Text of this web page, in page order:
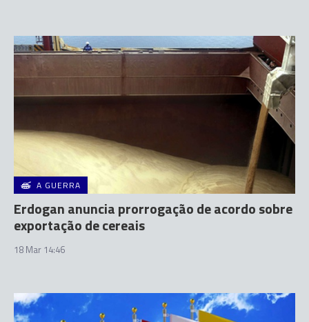
A GUERRA
Erdogan anuncia prorrogação de acordo sobre
exportação de cereais
18 Mar 14:46